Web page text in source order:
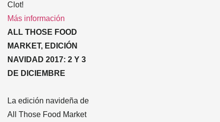
Clot!
Más información
ALL THOSE FOOD
MARKET, EDICIÓN
NAVIDAD 2017: 2 Y 3
DE DICIEMBRE
La edición navideña de
All Those Food Market